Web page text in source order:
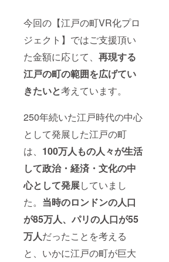
今回の【江戸の町VR化プロ
ジェクト】ではご支援頂い
た金額に応じて、 再現する
江戸の町の範囲を広げてい
きたいと考えています。
250年続いた江戸時代の中心
として発展した江戸の町
は、 100万人もの人々が生活
して政治・経済・文化の中
心として発展していまし
た。 当時のロンドンの人口
が85万人、パリの人口が55
万人だったことを考える
と、いかに江戸の町が巨大